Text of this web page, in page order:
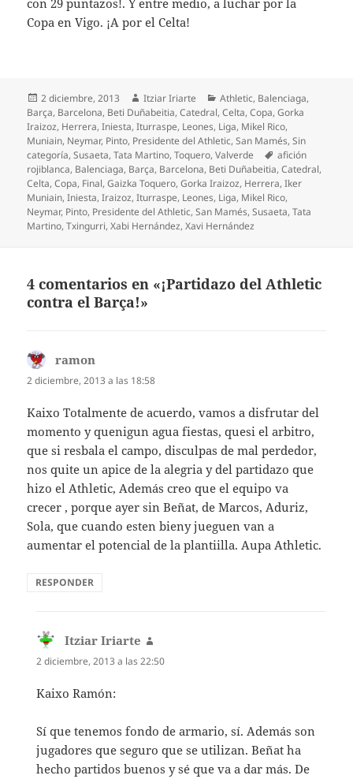
con 29 puntazos!. Y entre medio, a luchar por la
Copa en Vigo. ¡A por el Celta!
Publicado
el
2 diciembre, 2013 Autor
Itziar Iriarte Categorías
Athletic, Balenciaga,
Barça, Barcelona, Beti Duñabeitia,Catedral,Celta,Copa,Gorka
Iraizoz, Herrera,Iniesta,Iturraspe, Leones, Liga, Mikel Rico,
Muniain, Neymar, Pinto, Presidente del Athletic,San Mamés,Sin
categoría,Susaeta,Tata Martino,Toquero,Valverde Etiquetas
afición
rojiblanca, Balenciaga, Barça, Barcelona, Beti Duñabeitia,Catedral,
Celta,Copa, Final,Gaizka Toquero,Gorka Iraizoz, Herrera,Iker
Muniain,Iniesta,Iraizoz,Iturraspe, Leones, Liga, Mikel Rico,
Neymar, Pinto, Presidente del Athletic,San Mamés,Susaeta,Tata
Martino,Txingurri,Xabi Hernández,Xavi Hernández
4 comentarios en «¡Partidazo del Athletic
contra el Barça!»
ramon
2 diciembre, 2013 a las 18:58
Kaixo Totalmente de acuerdo, vamos a disfrutar del
momento y quenigun agua fiestas, quesi el arbitro,
que si resbala el campo, disculpas de mal perdedor,
nos quite un apice de la alegria y del partidazo que
hizo el Athletic, Además creo que el equipo va
crecer , porque ayer sin Beñat, de Marcos, Aduriz,
Sola, que cuando esten bieny jueguen van a
aumentar el potencial de la plantiilla. Aupa Athletic.
RESPONDER
Itziar Iriarte
2 diciembre, 2013 a las 22:50
Kaixo Ramón:
Sí que tenemos fondo de armario, sí. Además son
jugadores que seguro que se utilizan. Beñat ha
hecho partidos buenos y sé que va a dar más. De